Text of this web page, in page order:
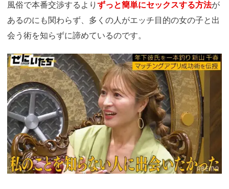
風俗で本番交渉するより ずっと簡単にセックスする方法が
あるのにも関わらず、多くの人がエッチ目的の女の子と出
会う術を知らずに諦めているのです。
https://ac.m-
ads.jp/t6d63J515a0bact6/cl/?
bId=i36a5q96&msid=13921